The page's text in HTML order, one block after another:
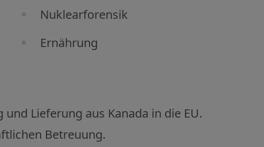
Nuklearforensik
Ernährung
Lieferung aus Kanada in die EU.
Betreuung.